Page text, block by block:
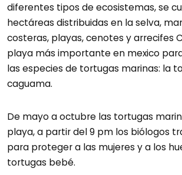
diferentes tipos de ecosistemas, se
hectáreas distribuidas en la selva,
costeras, playas, cenotes y arrecifes
playa más importante en mexico
las especies de tortugas marinas: la
caguama.
De mayo a octubre las tortugas
playa, a partir del 9 pm los biólogos
para proteger a las mujeres y a los
tortugas bebé.